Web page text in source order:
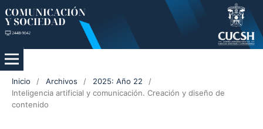
Inicio / Archivos / 2025: Año 22
/
Inteligencia artificial y comunicación. Creación y diseño de
contenido